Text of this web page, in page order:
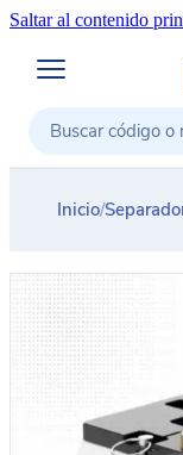
Saltar al contenido
Buscar
Inicio/